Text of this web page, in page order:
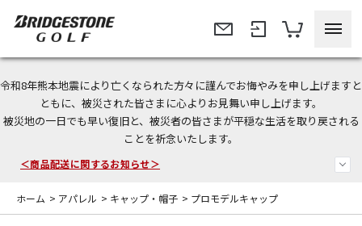
令和8年熊本地震により亡くなられた方々に謹んでお悔やみを申し上げますと
ともに、被災された皆さまに心よりお見舞い申し上げます。
被災地の一日でも早い復旧と、被災者の皆さまが平穏な生活を取り戻される
ことを祈念いたします。
＜夏季休暇中のご注文・発送・お問い合わせ＞
今なら新規会員登録で1,000円OFFクーポンプレゼント！
＜商品配送に関するお知らせ＞
ホーム > アパレル > キャップ・帽子 > プロモデルキャップ